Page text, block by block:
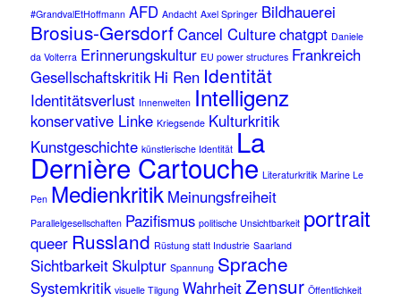
#GrandvalEtHoffmann AFD Andacht Axel Springer Bildhauerei
Brosius-GersdorfCancel Culturechatgpt Daniele
da Volterra Erinnerungskultur EU power structures Frankreich
Gesellschaftskritik Hi Ren Identität
Identitätsverlust Innenwelten Intelligenz
konservative Linke Kriegsende Kulturkritik
Kunstgeschichte künstlerische Identität La
Dernière Cartouche Literaturkritik Marine Le
Pen Medienkritik Meinungsfreiheit
Parallelgesellschaften Pazifismus politische Unsichtbarkeit portrait
queer Russland Rüstung statt Industrie Saarland
Sichtbarkeit Skulptur Spannung Sprache
Systemkritik visuelle Tilgung WahrheitZensur Öffentlichkeit